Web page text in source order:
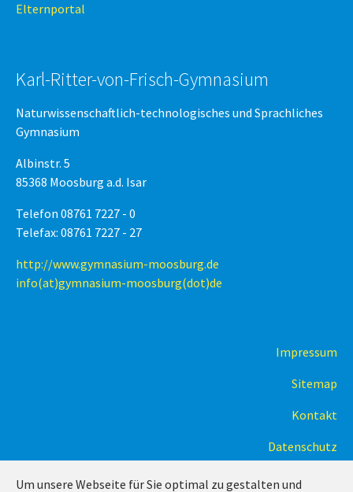
Um unsere Webseite für Sie optimal zu gestalten und
Elternportal
Karl-Ritter-von-Frisch-Gymnasium
Naturwissenschaftlich-technologisches und Sprachliches
Gymnasium
Albinstr. 5
85368 Moosburg a.d. Isar
Telefon 08761 7227 - 0
Telefax: 08761 7227 - 27
http://www.gymnasium-moosburg.de
info(at)gymnasium-moosburg(dot)de
Impressum
Sitemap
Kontakt
Datenschutz